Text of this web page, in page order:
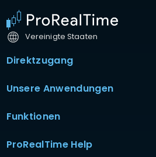
Vereinigte Staaten
Direktzugang
Unsere Anwendungen
Funktionen
ProRealTime Help